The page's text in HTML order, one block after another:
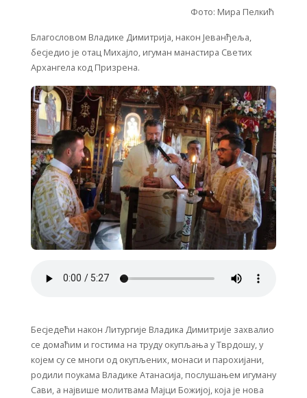
Фото: Мира Пелкић
Благословом Владике Димитрија, након Јеванђеља,
бесједио је отац Михајло, игуман манастира Светих
Архангела код Призрена.
Бесједећи након Литургије Владика Димитрије захвалио
се домаћим и гостима на труду окупљања у Тврдошу, у
којем су се многи од окупљених, монаси и парохијани,
родили поукама Владике Атанасија, послушањем игуману
Сави, а највише молитвама Мајци Божијој, која је нова